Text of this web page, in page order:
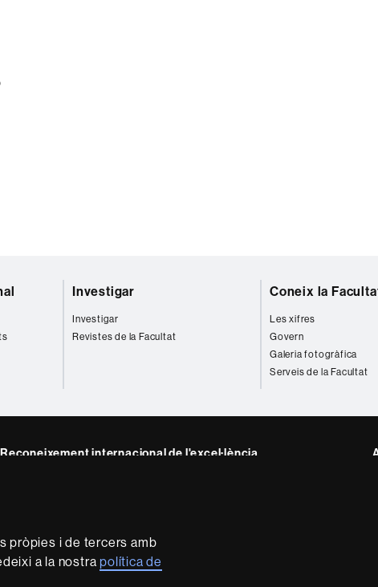
pròpies i de tercers amb
a la nostrapolítica de
Investigar
Investigar
Revistes de la Facultat
Coneix la
Les xifres
Govern
Galeria fotogràfica
Serveis de la Facultat
Reconeixement internacional de l'excel·lència
Sobre el web Accessibilitat web